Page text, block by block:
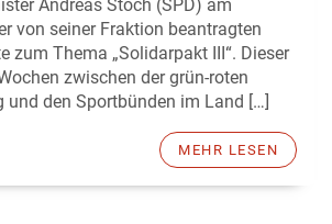
Andreas Stoch (SPD) am
von seiner Fraktion beantragten
zum Thema „Solidarpakt III“. Dieser
zwischen der grün-roten
und den Sportbünden im Land […]
MEHR LESEN